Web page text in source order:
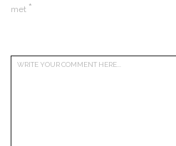
met *